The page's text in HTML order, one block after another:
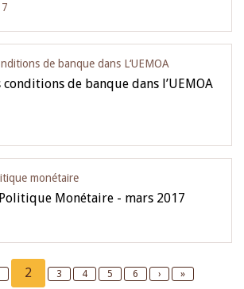
de banque dans L‘UEMOA
de banque dans l’UEMOA
monétaire
Monétaire - mars 2017
Current
2 Page
3 Page
4 Page
5 Page
6
Next
›
Last
»